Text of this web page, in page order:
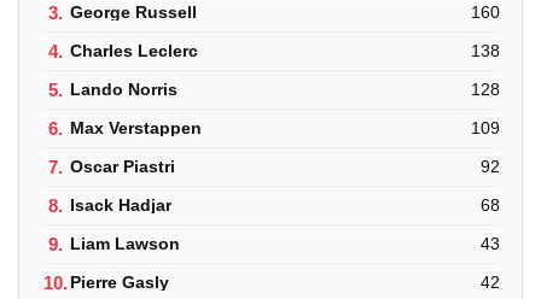
3. George Russell 160
4. Charles Leclerc 138
5. Lando Norris 128
6. Max Verstappen 109
7. Oscar Piastri 92
8. Isack Hadjar 68
9. Liam Lawson 43
10.Pierre Gasly 42